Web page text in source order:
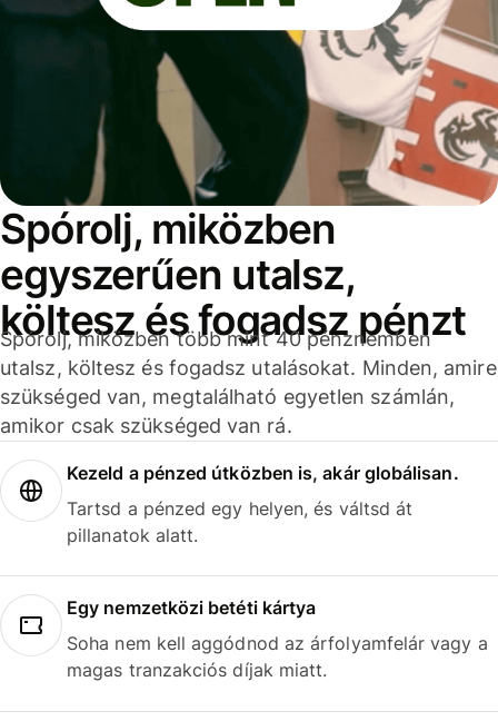
Spórolj, miközben
egyszerűen utalsz,
költesz és fogadsz pénzt
Spórolj, miközben több mint 40 pénznemben
utalsz, költesz és fogadsz utalásokat. Minden, amire
szükséged van, megtalálható egyetlen számlán,
amikor csak szükséged van rá.
Kezeld a pénzed útközben is, akár globálisan.
Tartsd a pénzed egy helyen, és váltsd át
pillanatok alatt.
Egy nemzetközi betéti kártya
Soha nem kell aggódnod az árfolyamfelár vagy a
magas tranzakciós díjak miatt.